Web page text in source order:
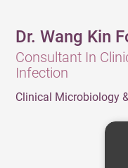
Dr. Wang Kin
Consultant In
Infection
Clinical Microbiology